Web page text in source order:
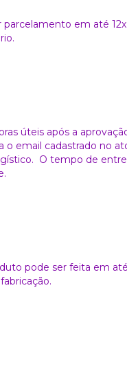
em até
úteis após a
o email cadastrado no
O tempo de
pode ser feita em